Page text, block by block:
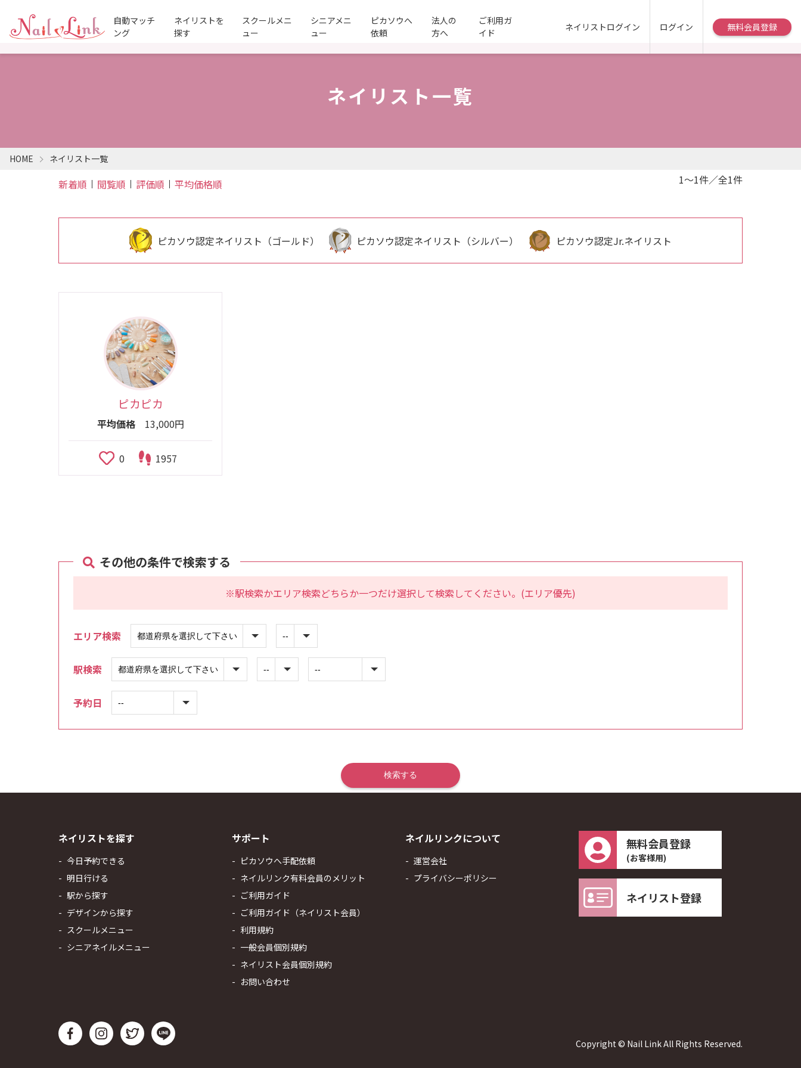
自動マッチ
ング
ネイリストを
探す
スクールメニ
ュー
シニアメニ
ュー
ピカソウへ
依頼
法人の
方へ
ご利用ガ
イド
ネイリストログイン ログイン 無料会員登録
ネイリスト一覧
HOME ネイリスト一覧
新着順 閲覧順 評価順 平均価格順 1～1件／全1件
ピカソウ認定ネイリスト（ゴールド） ピカソウ認定ネイリスト（シルバー） ピカソウ認定Jr.ネイリスト
ピカピカ
平均価格 13,000円
0 1957
その他の条件で検索する
※駅検索かエリア検索どちらか一つだけ選択して検索してください。(エリア優先)
エリア検索
駅検索
予約日
ネイリストを探す
今日予約できる
明日行ける
駅から探す
デザインから探す
スクールメニュー
シニアネイルメニュー
サポート
ピカソウへ手配依頼
ネイルリンク有料会員のメリット
ご利用ガイド
ご利用ガイド（ネイリスト会員）
利用規約
一般会員個別規約
ネイリスト会員個別規約
お問い合わせ
ネイルリンクについて
運営会社
プライバシーポリシー
無料会員登録
(お客様用)
ネイリスト登録
Copyright © Nail Link All Rights Reserved.